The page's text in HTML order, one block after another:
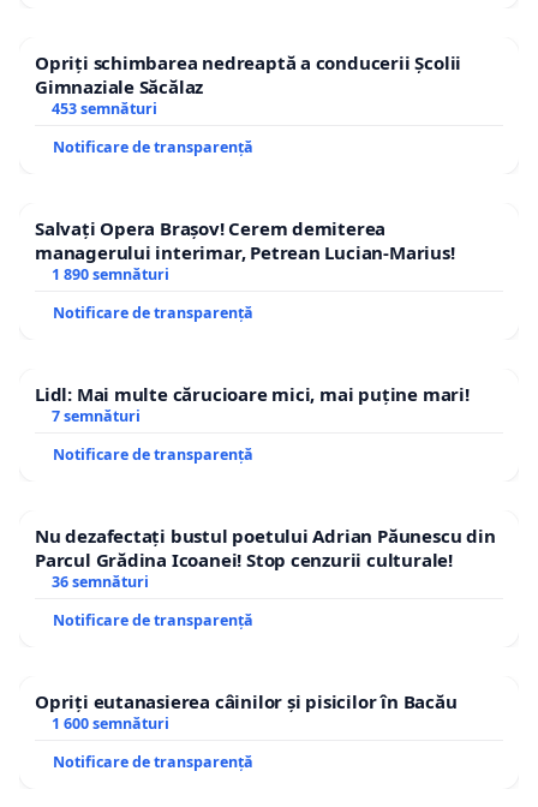
Opriți schimbarea nedreaptă a conducerii Școlii
Gimnaziale Săcălaz
453 semnături
Notificare de transparență
Salvați Opera Brașov! Cerem demiterea
managerului interimar, Petrean Lucian-Marius!
1 890 semnături
Notificare de transparență
Lidl: Mai multe cărucioare mici, mai puține mari!
7 semnături
Notificare de transparență
Nu dezafectați bustul poetului Adrian Păunescu din
Parcul Grădina Icoanei! Stop cenzurii culturale!
36 semnături
Notificare de transparență
Opriți eutanasierea câinilor și pisicilor în Bacău
1 600 semnături
Notificare de transparență